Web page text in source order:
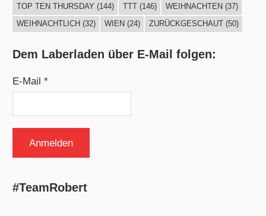
TOP TEN THURSDAY (144) TTT(146) WEIHNACHTEN (37)
WEIHNACHTLICH (32) WIEN (24) ZURÜCKGESCHAUT(50)
Dem Laberladen über E-Mail folgen:
E-Mail *
#TeamRobert